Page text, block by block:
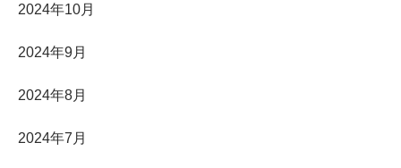
2024年10月
2024年9月
2024年8月
2024年7月